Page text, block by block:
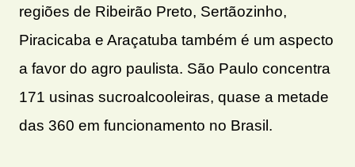
regiões de Ribeirão Preto, Sertãozinho,
Piracicaba e Araçatuba também é um aspecto
a favor do agro paulista. São Paulo concentra
171 usinas sucroalcooleiras, quase a metade
das 360 em funcionamento no Brasil.